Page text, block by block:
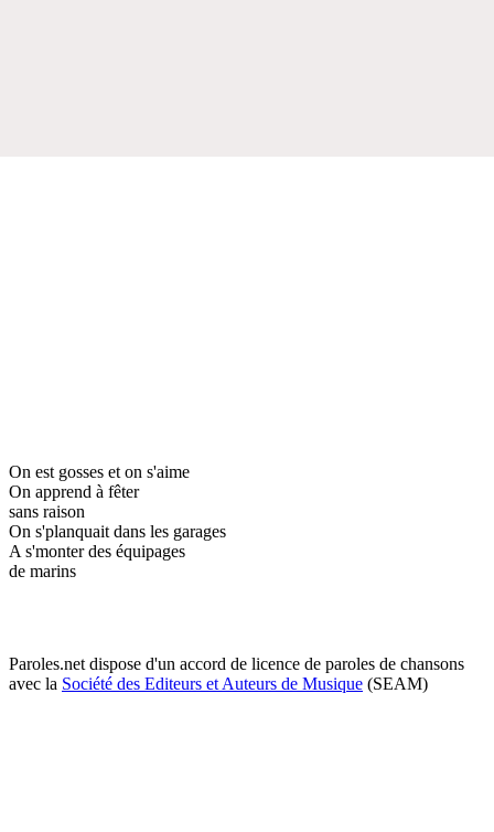
On est gosses et on s'aime
On apprend à fêter
sans raison
On s'planquait dans les garages
A s'monter des équipages
de marins
Paroles.net dispose d'un accord de licence de paroles de chansons
avec la Société des Editeurs et Auteurs de Musique (SEAM)